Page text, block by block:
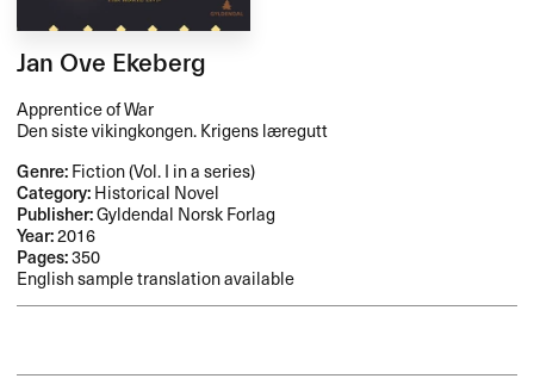
Jan Ove Ekeberg
Apprentice of War
Den siste vikingkongen. Krigens læregutt
Genre:Fiction (Vol. I in a series)
Category:Historical Novel
Publisher:Gyldendal Norsk Forlag
Year:2016
Pages:350
English sample translation available